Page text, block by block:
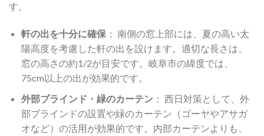
す。
軒の出を十分に確保： 南側の窓上部には、夏の高い太
陽高度を考慮した軒の出を設けます。適切な長さは、
窓の高さの約1/2が目安です。岐阜市の緯度では、
75cm以上の出が効果的です。
外部ブラインド・緑のカーテン ： 西日対策として、外
部ブラインドの設置や緑のカーテン（ゴーヤやアサガ
オなど）の活用が効果的です。内部カーテンよりも、